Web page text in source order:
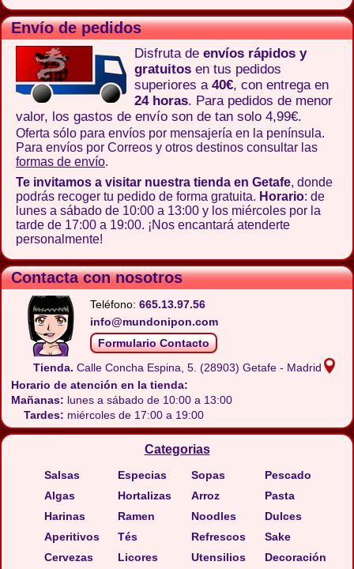
Envío de pedidos
Disfruta de envíos rápidos y
gratuitos en tus pedidos
superiores a 40€, con entrega en
24 horas. Para pedidos de menor
valor, los gastos de envío son de tan solo 4,99€.
Oferta sólo para envíos por mensajería en la península.
Para envíos por Correos y otros destinos consultar las
formas de envío.
Te invitamos a visitar nuestra tienda en Getafe, donde
podrás recoger tu pedido de forma gratuita. Horario: de
lunes a sábado de 10:00 a 13:00 y los miércoles por la
tarde de 17:00 a 19:00. ¡Nos encantará atenderte
personalmente!
Contacta con nosotros
Teléfono: 665.13.97.56
info@mundonipon.com
Formulario Contacto
Tienda. Calle Concha Espina, 5. (28903) Getafe - Madrid
Horario de atención en la tienda:
Mañanas: lunes a sábado de 10:00 a 13:00
Tardes: miércoles de 17:00 a 19:00
Categorias
Salsas
Algas
Harinas
Aperitivos
Cervezas
Especias
Hortalizas
Ramen
Tés
Licores
Sopas
Arroz
Noodles
Refrescos
Utensilios
Pescado
Pasta
Dulces
Sake
Decoración